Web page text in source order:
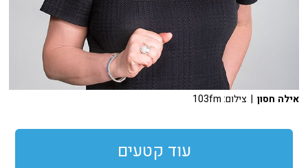
אילה חסון | צילום: 103fm
עוד קטעים